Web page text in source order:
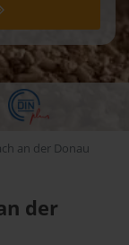
an der Donau
der